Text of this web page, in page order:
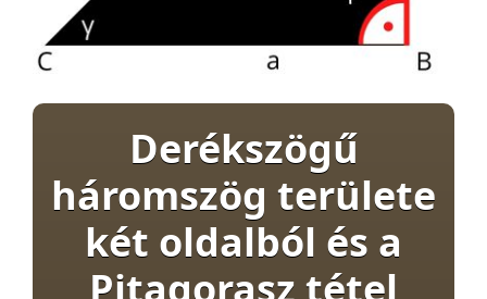
Derékszögű
háromszög területe
két oldalból és a